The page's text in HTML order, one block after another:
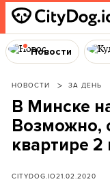
Новости
НОВОСТИ ЗА ДЕНЬ
В Минске
Возможно,
квартире 2
CITYDOG.IO21.02.2020